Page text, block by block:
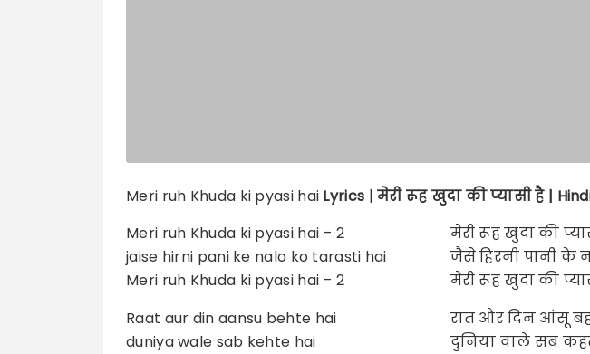
Meri ruh Khuda ki pyasi hai Lyrics | मेरी रूह खुदा की प्यासी है |
Meri ruh Khuda ki pyasi hai – 2
jaise hirni pani ke nalo ko tarasti hai
Meri ruh Khuda ki pyasi hai – 2
Raat aur din aansu behte hai
duniya wale sab kehte hai
मेरी रूह खुदा की
जैसे हिरनी पानी के
मेरी रूह खुदा की
रात और दिन आंसू
दुनिया वाले सब